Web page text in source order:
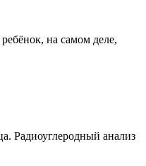
на самом деле,
Радиоуглеродный анализ